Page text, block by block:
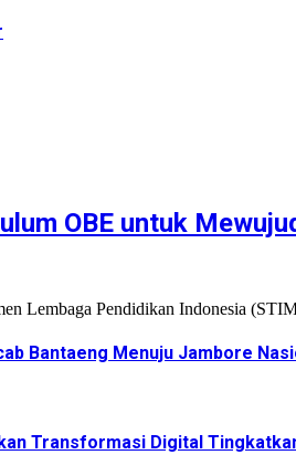
OBE untuk
Lembaga Pendidikan Indonesia
Bantaeng Menuju Jambore
Transformasi Digital